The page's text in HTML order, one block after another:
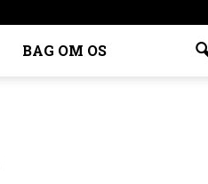
BAG OM OS